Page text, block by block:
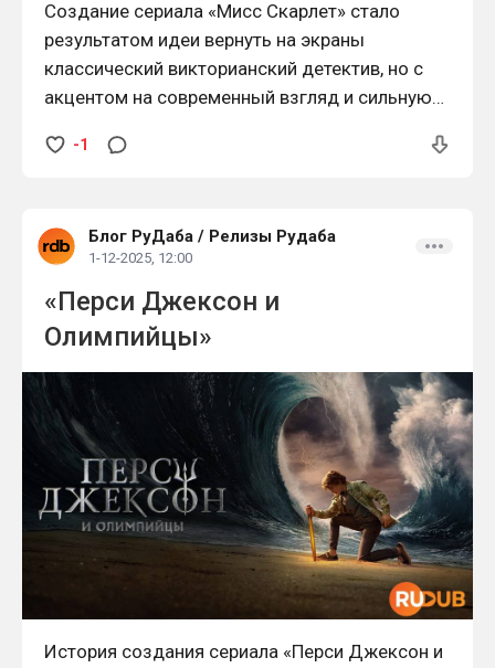
Создание сериала «Мисс Скарлет» стало
результатом идеи вернуть на экраны
классический викторианский детектив, но с
акцентом на современный взгляд и сильную
выступила шоураннер и сценарист Рейчел
веке. Именно она предложила образ Элизы
Скарлет — первой частной сыщицы Лондона,
-1
Блог РуДаба / Релизы Рудаба
1-12-2025, 12:00
«Перси Джексон и
Олимпийцы»
История создания сериала «Перси Джексон и